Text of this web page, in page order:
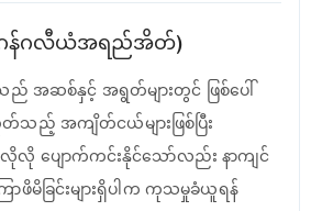
(ဂန်ဂလီယံအရည်အိတ်)
ဆစ်နှင့် အရွတ်များတွင် ဖြစ်ပေါ်
ည့် အကျိတ်ငယ်များဖြစ်ပြီး
လိုလို ပျောက်ကင်းနိုင်သော်လည်း နာကျင်
ာဖိမိခြင်းများရှိပါက ကုသမှုခံယူရန်